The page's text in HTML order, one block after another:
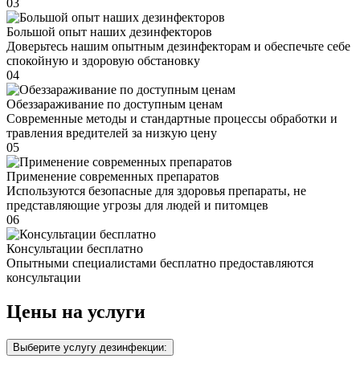
03
Большой опыт наших дезинфекторов
Доверьтесь нашим опытным дезинфекторам и обеспечьте себе
спокойную и здоровую обстановку
04
Обеззараживание по доступным ценам
Современные методы и стандартные процессы обработки и
травления вредителей за низкую цену
05
Применение современных препаратов
Используются безопасные для здоровья препараты, не
представляющие угрозы для людей и питомцев
06
Консультации бесплатно
Опытными специалистами бесплатно предоставляются
консультации
Цены на услуги
Выберите услугу дезинфекции: